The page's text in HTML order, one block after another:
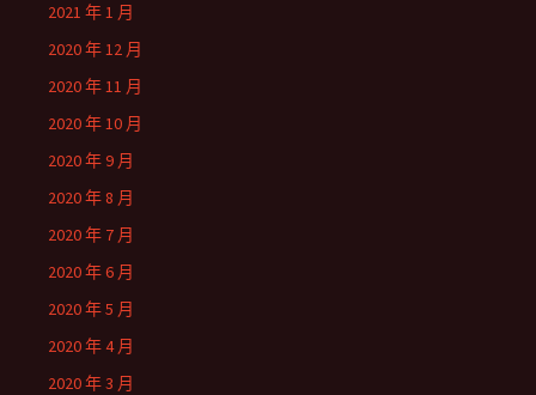
2021 年 1 月
2020 年 12 月
2020 年 11 月
2020 年 10 月
2020 年 9 月
2020 年 8 月
2020 年 7 月
2020 年 6 月
2020 年 5 月
2020 年 4 月
2020 年 3 月